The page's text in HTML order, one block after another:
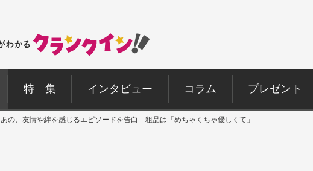
特 集 インタビュー コラム プレゼント
あの、友情や絆を感じるエピソードを告白 粗品は「めちゃくちゃ優しくて」